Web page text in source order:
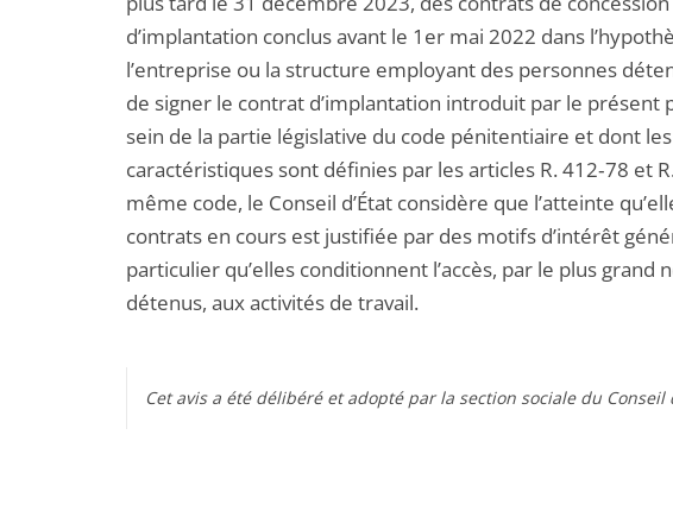
d’implantation conclus avant le 1er mai 2022 dans
l’entreprise ou la structure employant des personnes
de signer le contrat d’implantation introduit par le présent
sein de la partie législative du code pénitentiaire et dont les
caractéristiques sont définies par les articles R. 412‑78 et
même code, le Conseil d’État considère que l’atteinte
contrats en cours est justifiée par des motifs d’intérêt
particulier qu’elles conditionnent l’accès, par le plus grand
détenus, aux activités de travail.
Cet avis a été délibéré et adopté par la section sociale du